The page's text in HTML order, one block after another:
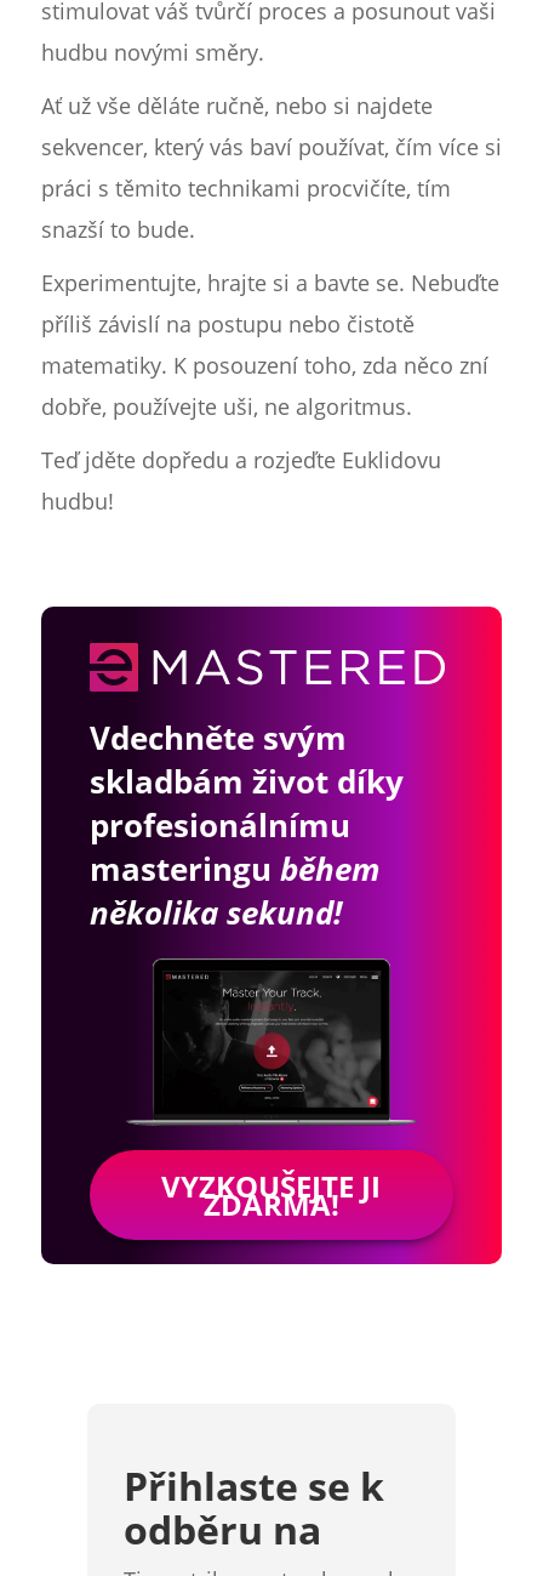
stimulovat váš tvůrčí proces a posunout vaši
hudbu novými směry.
Ať už vše děláte ručně, nebo si najdete
sekvencer, který vás baví používat, čím více si
práci s těmito technikami procvičíte, tím
snazší to bude.
Experimentujte, hrajte si a bavte se. Nebuďte
příliš závislí na postupu nebo čistotě
matematiky. K posouzení toho, zda něco zní
dobře, používejte uši, ne algoritmus.
Teď jděte dopředu a rozjeďte Euklidovu
hudbu!
Vdechněte svým
skladbám život díky
profesionálnímu
masteringu během
několika sekund!
VYZKOUŠEJTE JI
ZDARMA!
Přihlaste se k
odběru na